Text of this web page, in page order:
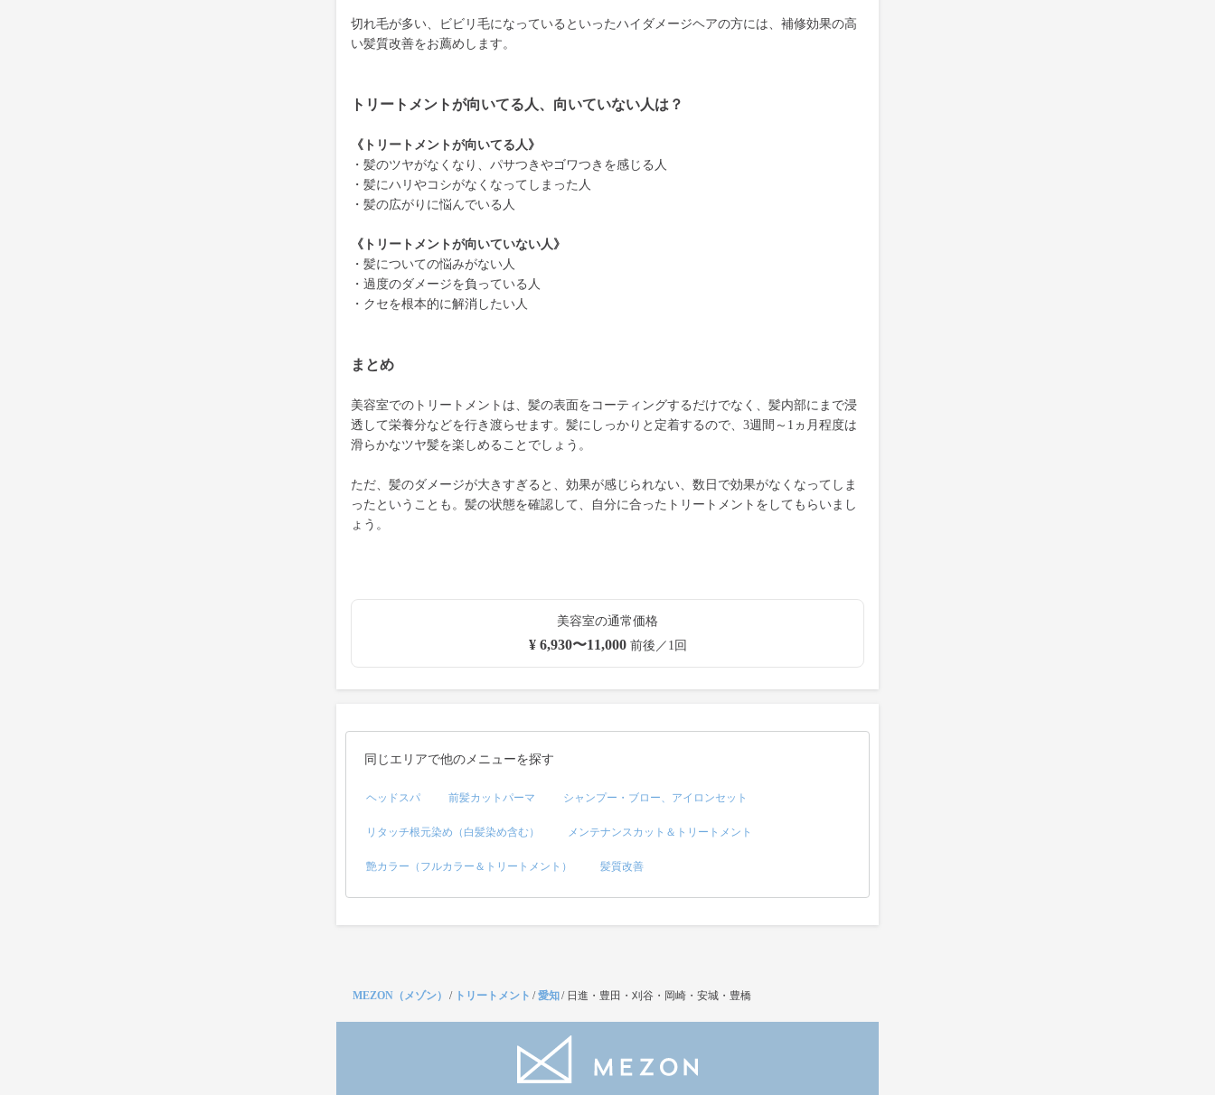
切れ毛が多い、ビビリ毛になっているといったハイダメージヘアの方には、補修効果の高
い髪質改善をお薦めします。
トリートメントが向いてる人、向いていない人は？
《トリートメントが向いてる人》
・髪のツヤがなくなり、パサつきやゴワつきを感じる人
・髪にハリやコシがなくなってしまった人
・髪の広がりに悩んでいる人
《トリートメントが向いていない人》
・髪についての悩みがない人
・過度のダメージを負っている人
・クセを根本的に解消したい人
まとめ
美容室でのトリートメントは、髪の表面をコーティングするだけでなく、髪内部にまで浸
透して栄養分などを行き渡らせます。髪にしっかりと定着するので、3週間～1ヵ月程度は
滑らかなツヤ髪を楽しめることでしょう。
ただ、髪のダメージが大きすぎると、効果が感じられない、数日で効果がなくなってしま
ったということも。髪の状態を確認して、自分に合ったトリートメントをしてもらいまし
ょう。
美容室の通常価格
¥ 6,930〜11,000前後／1回
同じエリアで他のメニューを探す
ヘッドスパ 前髪カットパーマ シャンプー・ブロー、アイロンセット
リタッチ根元染め（白髪染め含む） メンテナンスカット＆トリートメント
艶カラー（フルカラー＆トリートメント） 髪質改善
MEZON（メゾン） / トリートメント /愛知/ 日進・豊田・刈谷・岡崎・安城・豊橋